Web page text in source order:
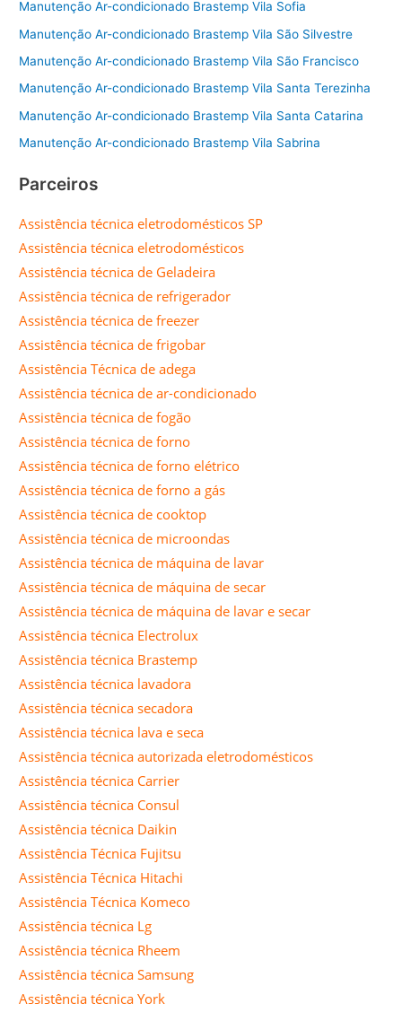
Manutenção Ar-condicionado Brastemp Vila Sofia
Manutenção Ar-condicionado Brastemp Vila São Silvestre
Manutenção Ar-condicionado Brastemp Vila São Francisco
Manutenção Ar-condicionado Brastemp Vila Santa Terezinha
Manutenção Ar-condicionado Brastemp Vila Santa Catarina
Manutenção Ar-condicionado Brastemp Vila Sabrina
Parceiros
Assistência técnica eletrodomésticos SP
Assistência técnica eletrodomésticos
Assistência técnica de Geladeira
Assistência técnica de refrigerador
Assistência técnica de freezer
Assistência técnica de frigobar
Assistência Técnica de adega
Assistência técnica de ar-condicionado
Assistência técnica de fogão
Assistência técnica de forno
Assistência técnica de forno elétrico
Assistência técnica de forno a gás
Assistência técnica de cooktop
Assistência técnica de microondas
Assistência técnica de máquina de lavar
Assistência técnica de máquina de secar
Assistência técnica de máquina de lavar e secar
Assistência técnica Electrolux
Assistência técnica Brastemp
Assistência técnica lavadora
Assistência técnica secadora
Assistência técnica lava e seca
Assistência técnica autorizada eletrodomésticos
Assistência técnica Carrier
Assistência técnica Consul
Assistência técnica Daikin
Assistência Técnica Fujitsu
Assistência Técnica Hitachi
Assistência Técnica Komeco
Assistência técnica Lg
Assistência técnica Rheem
Assistência técnica Samsung
Assistência técnica York